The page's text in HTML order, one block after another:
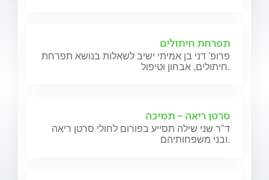
תפרחת חיתולים
פרופ' דני בן אמיתי ישיב לשאלות בנושא תפרחת
חיתולים, אבחון וטיפול.
סרטן ריאה - תמיכה
ד"ר שני שילה תסייע בפורום לחולי סרטן ריאה
ובני משפחותיהם.